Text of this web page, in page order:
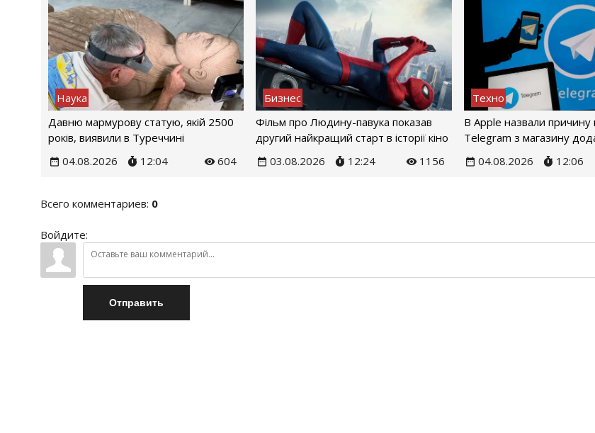
Наука
Давню мармурову статую, якій 2500
років, виявили в Туреччині
04.08.2026
12:04 604
Бизнес
Фільм про Людину-павука показав
другий найкращий старт в історії кіно
03.08.2026
12:24 1156
Техно
В Apple назвали причину
Telegram з магазину
04.08.2026
12:06
Всего комментариев: 0
Войдите:
Отправить